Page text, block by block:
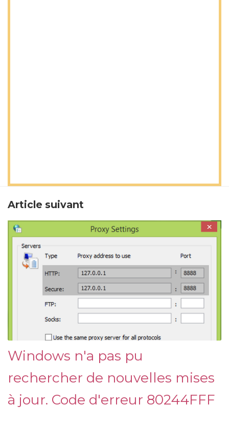
Article suivant
Windows n'a pas pu
rechercher de nouvelles mises
à jour. Code d'erreur 80244FFF